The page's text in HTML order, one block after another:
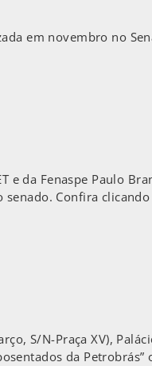
em novembro no
e da Fenaspe Paulo
Confira
S/N-Praça XV),
da Petrobrás”